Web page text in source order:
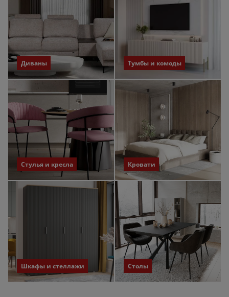
Диваны Тумбы и комоды
Стулья и кресла Кровати
Шкафы и стеллажи Столы